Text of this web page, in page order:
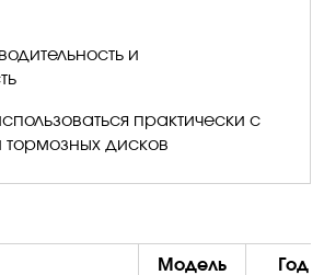
и
практически с
дисков
Модель Год